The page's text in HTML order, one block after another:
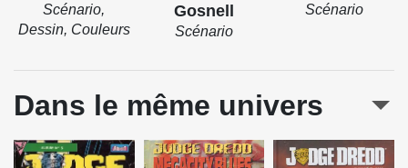
Scénario,
Dessin, Couleurs
Gosnell
Scénario
Scénario
Dans le même univers